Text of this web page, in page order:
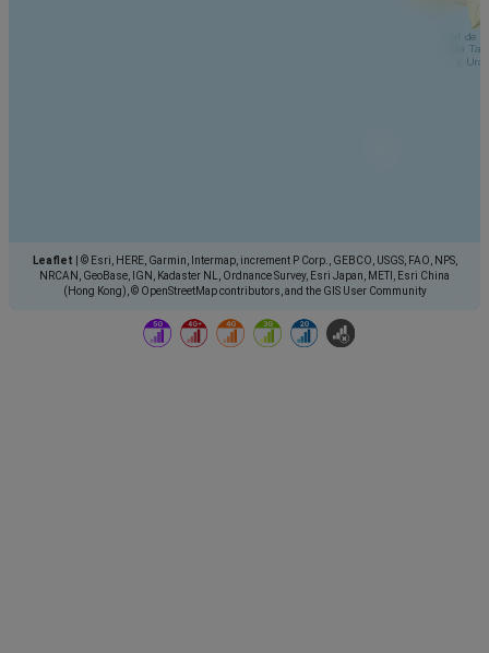
Leaflet
© Esri, HERE, Garmin, Intermap, increment P Corp., GEBCO, USGS, FAO, NPS,
NRCAN, GeoBase, IGN, Kadaster NL, Ordnance Survey, Esri Japan, METI, Esri China
(Hong Kong), © OpenStreetMap contributors, and the GIS User Community